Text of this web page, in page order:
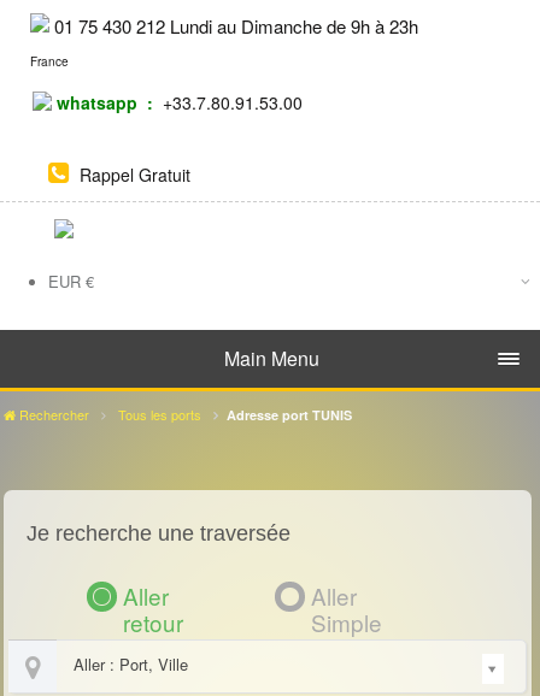
01 75 430 212 Lundi au Dimanche de 9h à 23h
France
whatsapp : +33.7.80.91.53.00
Rappel Gratuit
EUR €
DH
Main Menu
Rechercher Tous les ports Adresse port TUNIS
Je recherche une traversée
Aller
retour
Aller
Simple
Aller : Port, Ville